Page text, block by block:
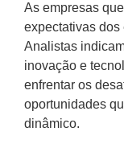
As empresas
expectativas dos
Analistas
inovação e
enfrentar os
oportunidades
dinâmico.